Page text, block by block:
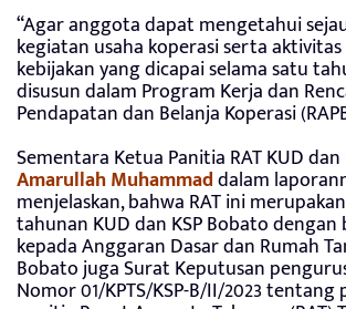
“Agar anggota dapat mengetahui
kegiatan usaha koperasi serta
kebijakan yang dicapai selama satu
disusun dalam Program Kerja dan
Pendapatan dan Belanja Koperasi
Sementara Ketua Panitia RAT KUD dan
Amarullah Muhammaddalam
menjelaskan, bahwa RAT ini
tahunan KUD dan KSP Bobato dengan
kepada Anggaran Dasar dan Rumah
Bobato juga Surat Keputusan
Nomor 01/KPTS/KSP-B/II/2023